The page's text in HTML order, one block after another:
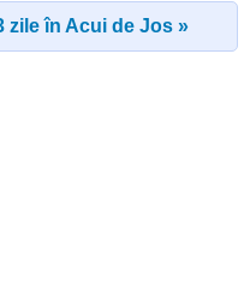
zile în Acui de Jos »